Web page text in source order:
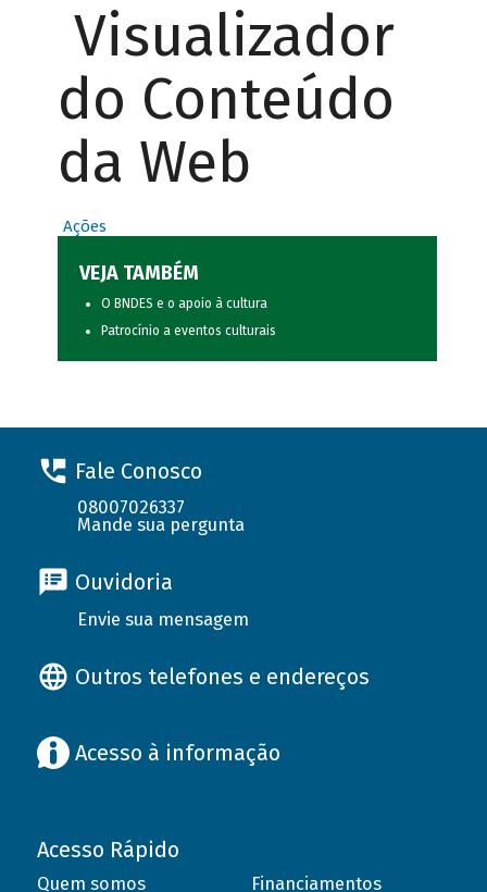
Visualizador
do Conteúdo
da Web
Ações
VEJA TAMBÉM
O BNDES e o apoio à cultura
Patrocínio a eventos culturais
Fale Conosco
08007026337
Mande sua pergunta
Ouvidoria
Envie sua mensagem
Outros telefones e endereços
Acesso à informação
Acesso Rápido
Quem somos
Financiamentos